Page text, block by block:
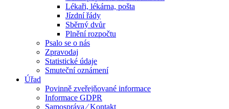
Lékaři, lékárna, pošta
Jízdní řády
Sběrný dvůr
Plnění rozpočtu
Psalo se o nás
Zpravodaj
Statistické údaje
Smuteční oznámení
Úřad
Povinně zveřejňované informace
Informace GDPR
Samospráva ⁄ Kontakt